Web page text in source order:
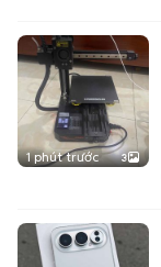
1 phút trước 3